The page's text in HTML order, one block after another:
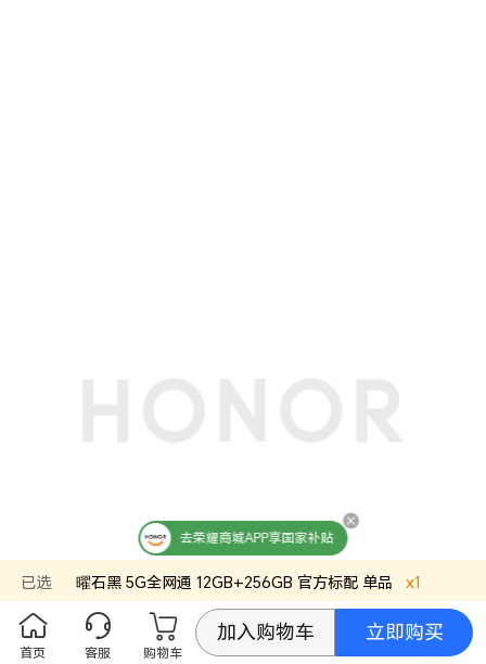
去荣耀商城APP享国家补贴
已选 曜石黑 5G全网通 12GB+256GB 官方标配 单品 x1
首页 客服 购物车
加入购物车 立即购买